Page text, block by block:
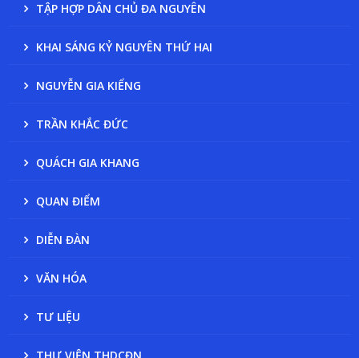
TẬP HỢP DÂN CHỦ ĐA NGUYÊN
KHAI SÁNG KỶ NGUYÊN THỨ HAI
NGUYỄN GIA KIỂNG
TRẦN KHẮC ĐỨC
QUÁCH GIA KHANG
QUAN ĐIỂM
DIỄN ĐÀN
VĂN HÓA
TƯ LIỆU